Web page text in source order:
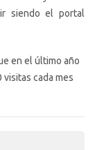
siendo el portal
en el último año
cada mes